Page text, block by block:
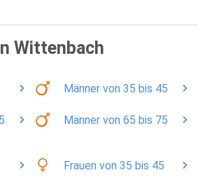
Wittenbach
Männervon 35 bis 45
Männervon 65 bis 75
Frauen von 35 bis 45